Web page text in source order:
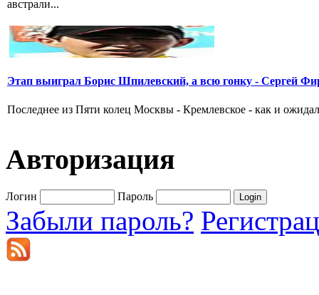
австрали...
Этап выиграл Борис Шпилевский, а всю гонку - Сергей
Последнее из Пяти колец Москвы - Кремлевское - как и
Авторизация
Логин Пароль
Забыли пароль?